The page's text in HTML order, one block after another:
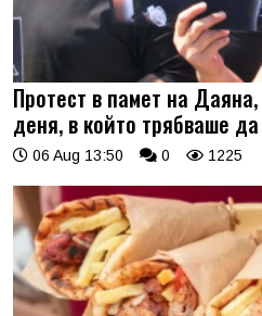
Протест в памет на
деня, в който трябваше
06 Aug 13:50 0 1225